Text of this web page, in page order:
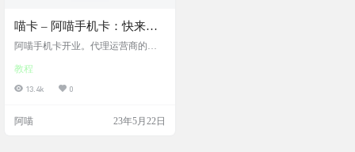
喵卡 – 阿喵手机卡：快来加
入卖卡副业，赚钱就是现
程，注意事项
阿喵手机卡开业。代理运营商的各
厅，官方程序查询。 加入代理 公司
【聚讯通】系统已上线，继续搞流
套餐也上了 更合理的等级机制：同
教程
13.4k 0
阿喵 23年5月22日